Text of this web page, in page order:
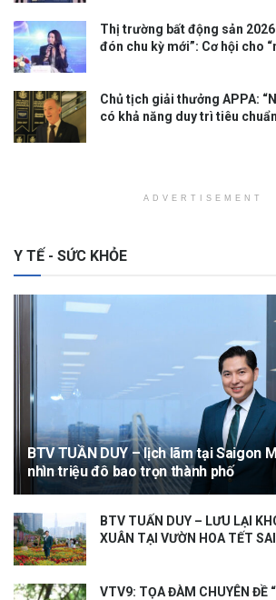
Thị trường bất động sản
đón chu kỳ mới”: Cơ hội cho
Chủ tịch giải thưởng APPA:
có khả năng duy trì tiêu
ADVERTISEMENT
Y TẾ - SỨC KHỎE
BTV TUẦN DUY – lịch lãm tại Saigon Marina IFC – góc
nhìn triệu đô bao trọn thành phố
BTV TUẤN DUY – LƯU LẠI
XUÂN TẠI VƯỜN HOA TẾT
VTV9: TỌA ĐÀM CHUYÊN ĐỀ